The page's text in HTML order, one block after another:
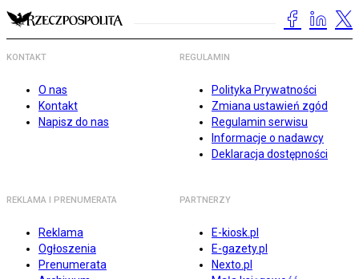
KONTAKT
O nas
Kontakt
Napisz do nas
REGULAMIN
Polityka Prywatności
Zmiana ustawień zgód
Regulamin serwisu
Informacje o nadawcy
Deklaracja dostępności
REKLAMA I PRENUMERATA
Reklama
Ogłoszenia
Prenumerata
PARTNERZY
E-kiosk.pl
E-gazety.pl
Nexto.pl